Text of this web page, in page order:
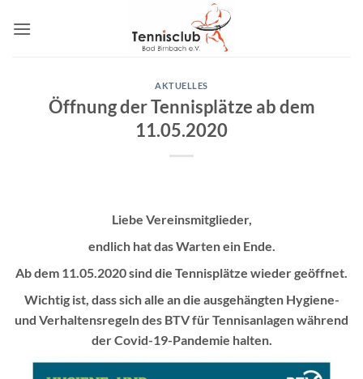
Inhalt
AKTUELLES
Öffnung der Tennisplätze ab dem
11.05.2020
Liebe Vereinsmitglieder,
endlich hat das Warten ein Ende.
Ab dem 11.05.2020 sind die Tennisplätze wieder geöffnet.
Wichtig ist, dass sich alle an die ausgehängten Hygiene-
und Verhaltensregeln des BTV für Tennisanlagen während
der Covid-19-Pandemie halten.